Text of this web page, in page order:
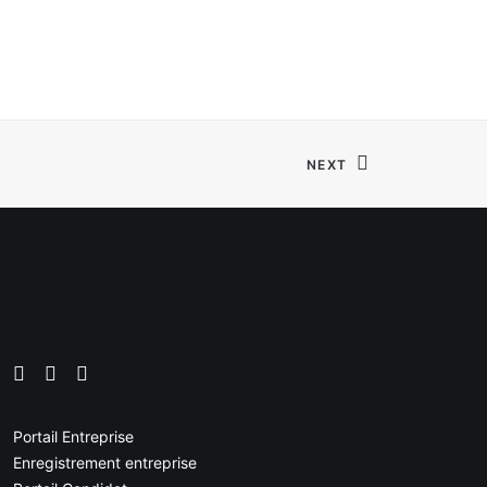
NEXT
Portail Entreprise
Enregistrement entreprise